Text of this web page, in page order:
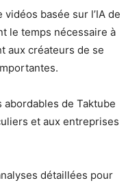
basée sur l’IA de
le temps nécessaire à
aux créateurs de se
de Taktube
et aux entreprises
détaillées pour